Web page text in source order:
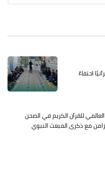
احتفاءً
للقرآن الكريم في الصحن
مع ذكرى المبعث النبوي